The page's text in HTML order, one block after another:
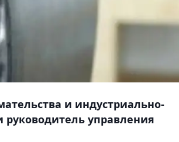
и индустриально-
управления